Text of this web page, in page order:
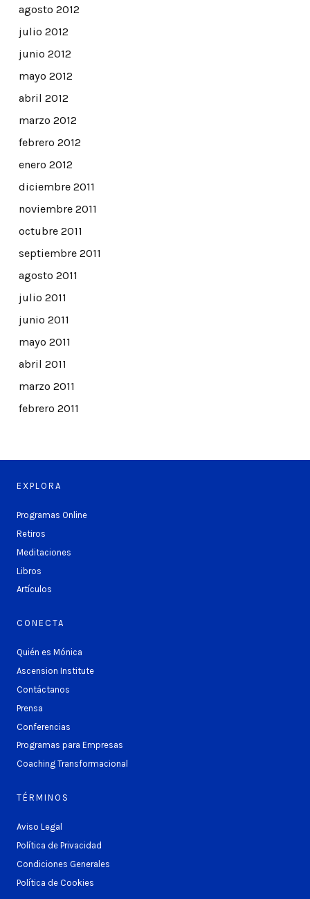
agosto 2012
julio 2012
junio 2012
mayo 2012
abril 2012
marzo 2012
febrero 2012
enero 2012
diciembre 2011
noviembre 2011
octubre 2011
septiembre 2011
agosto 2011
julio 2011
junio 2011
mayo 2011
abril 2011
marzo 2011
febrero 2011
EXPLORA
Programas Online
Retiros
Meditaciones
Libros
Artículos
CONECTA
Quién es Mónica
Ascension Institute
Contáctanos
Prensa
Conferencias
Programas para Empresas
Coaching Transformacional
TÉRMINOS
Aviso Legal
Política de Privacidad
Condiciones Generales
Política de Cookies